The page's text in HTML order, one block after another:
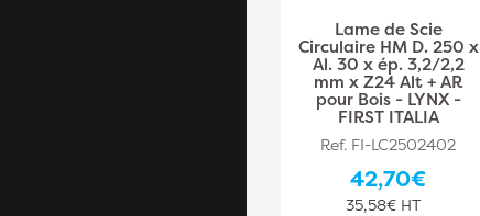
Lame de Scie
Circulaire HM D. 250 x
Al. 30 x ép. 3,2/2,2
mm x Z24 Alt + AR
pour Bois - LYNX -
FIRST ITALIA
Ref. FI-LC2502402
42,70€
35,58€ HT